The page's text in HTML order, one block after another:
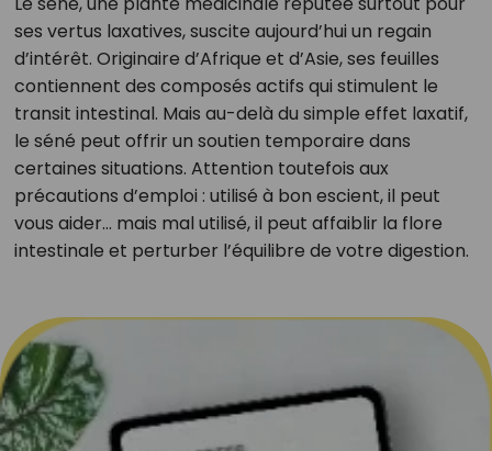
ses vertus laxatives, suscite aujourd’hui un regain
d’intérêt. Originaire d’Afrique et d’Asie, ses feuilles
contiennent des composés actifs qui stimulent le
transit intestinal. Mais au-delà du simple effet laxatif,
le séné peut offrir un soutien temporaire dans
certaines situations. Attention toutefois aux
précautions d’emploi : utilisé à bon escient, il peut
vous aider… mais mal utilisé, il peut affaiblir la flore
intestinale et perturber l’équilibre de votre digestion.